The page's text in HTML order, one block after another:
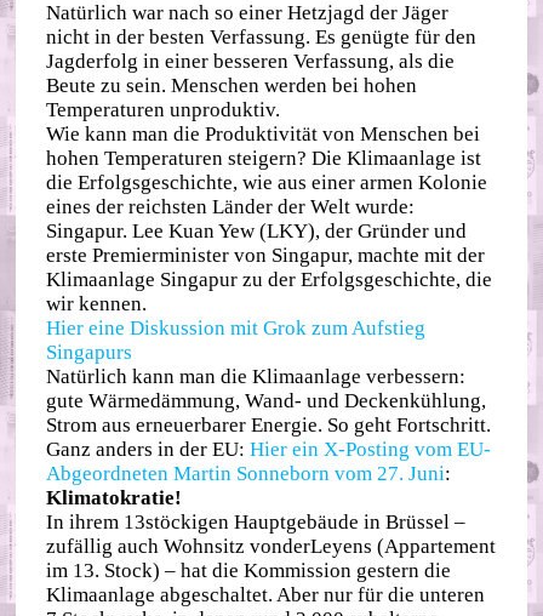
Natürlich war nach so einer Hetzjagd der Jäger
nicht in der besten Verfassung. Es genügte für den
Jagderfolg in einer besseren Verfassung, als die
Beute zu sein. Menschen werden bei hohen
Temperaturen unproduktiv.
Wie kann man die Produktivität von Menschen bei
hohen Temperaturen steigern? Die Klimaanlage ist
die Erfolgsgeschichte, wie aus einer armen Kolonie
eines der reichsten Länder der Welt wurde:
Singapur. Lee Kuan Yew (LKY), der Gründer und
erste Premierminister von Singapur, machte mit der
Klimaanlage Singapur zu der Erfolgsgeschichte, die
wir kennen.
Hier eine Diskussion mit Grok zum Aufstieg
Singapurs⁣
Natürlich kann man die Klimaanlage verbessern:
gute Wärmedämmung, Wand- und Deckenkühlung,
Strom aus erneuerbarer Energie. So geht Fortschritt.
Ganz anders in der EU:Hier ein X-Posting vom EU-
Abgeordneten Martin Sonneborn vom 27. Juni:
Klimatokratie!
In ihrem 13stöckigen Hauptgebäude in Brüssel –
zufällig auch Wohnsitz vonderLeyens (Appartement
im 13. Stock) – hat die Kommission gestern die
Klimaanlage abgeschaltet. Aber nur für die unteren